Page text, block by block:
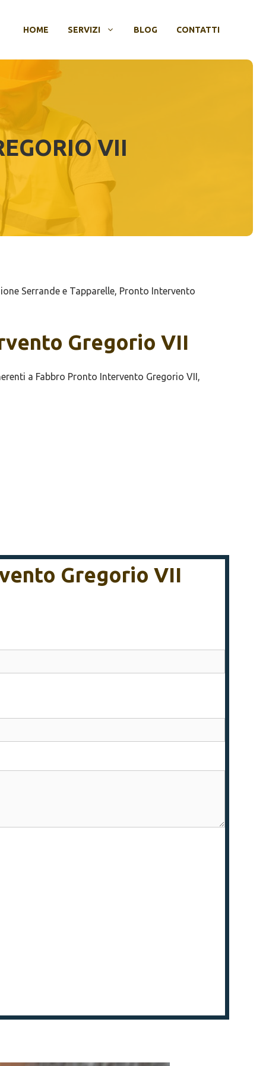
HOME SERVIZI BLOG CONTATTI
VII
Serrande e Tapparelle, Pronto Intervento
Gregorio VII
Gregorio VII